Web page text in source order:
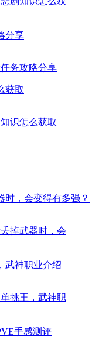
分享
获取
时，会变得有多强？
武神职业介绍
手感测评